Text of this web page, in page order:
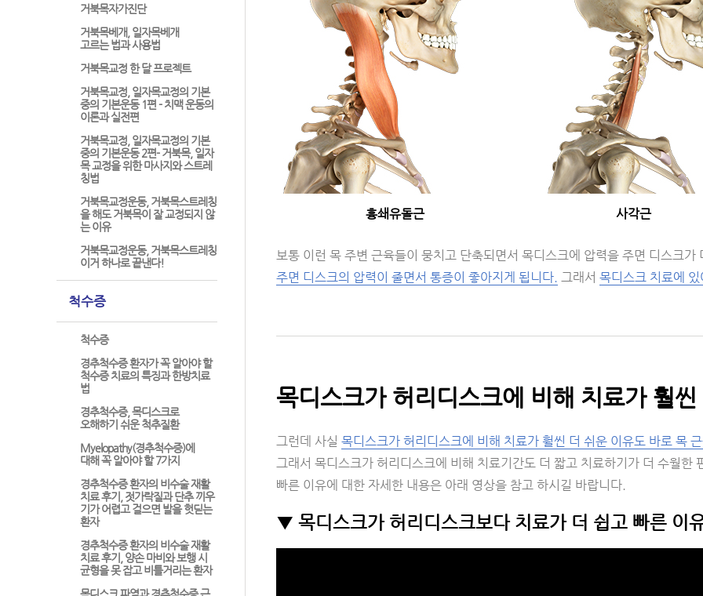
거북목자가진단
거북목베개, 일자목베개
고르는 법과 사용법
거북목교정 한 달 프로젝트
거북목교정, 일자목교정의 기본
중의 기본운동 1편 - 치맥 운동의
이론과 실전편
거북목교정, 일자목교정의 기본
중의 기본운동 2편- 거북목, 일자
목 교정을 위한 마사지와 스트레
칭법
거북목교정운동, 거북목스트레칭
을 해도 거북목이 잘 교정되지 않
는 이유
거북목교정운동, 거북목스트레칭
이거 하나로 끝낸다!
척수증
척수증
경추척수증 환자가 꼭 알아야 할
척수증 치료의 특징과 한방치료
법
경추척수증, 목디스크로
오해하기 쉬운 척추질환
Myelopathy(경추척수증)에
대해 꼭 알아야 할 7가지
경추척수증 환자의 비수술 재활
치료 후기, 젓가락질과 단추 끼우
기가 어렵고 걸으면 발을 헛딛는
환자
경추척수증 환자의 비수술 재활
치료 후기, 양손 마비와 보행 시
균형을 못 잡고 비틀거리는 환자
흉쇄유돌근 사각근
보통 이런 목 주변 근육들이 뭉치고 단축되면서 목디스크에 압력을 주면 디스크
주면 디스크의 압력이 줄면서 통증이 좋아지게 됩니다. 그래서 목디스크 치료에
목디스크가 허리디스크에 비해 치료가 훨
그런데 사실 목디스크가 허리디스크에 비해 치료가 훨씬 더 쉬운 이유도 바로 목
그래서 목디스크가 허리디스크에 비해 치료기간도 더 짧고 치료하기가 더 수월한
빠른 이유에 대한 자세한 내용은 아래 영상을 참고 하시길 바랍니다.
▼ 목디스크가 허리디스크보다 치료가 더 쉽고 빠른 이